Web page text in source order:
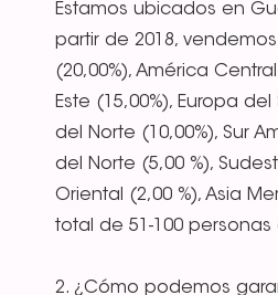
Estamos ubicados en
partir de 2018,
(20,00%), América
Este (15,00%), Europa del
del Norte (10,00%), Sur
del Norte (5,00 %),
Oriental (2,00 %), Asia
total de 51-100
2. ¿Cómo podemos